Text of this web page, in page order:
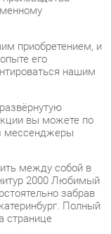
между собой в
забрав
Полный
Нет
Нет